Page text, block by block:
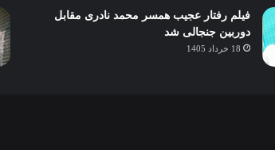
فیلم رفتار عجیب همسر محمد نادری مقابل
دوربین جنجالی شد
18 خرداد 1405